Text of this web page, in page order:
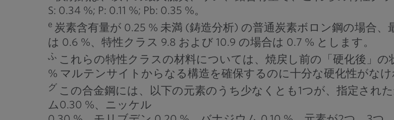
S: 0.34 %; P: 0.11 %; Pb: 0.35 %。
e 炭素含有量が 0.25 % 未満 (鋳造分析) の普通炭素ボロン鋼の場合
は 0.6 %、特性クラス 9.8 および 10.9 の場合は 0.7 % とします。
ふ これらの特性クラスの材料については、焼戻し前の「硬化後」
% マルテンサイトからなる構造を確保するのに十分な硬化性がなけ
グ この合金鋼には、以下の元素のうち少なくとも1つが、指定され
ム0.30 %、ニッケル